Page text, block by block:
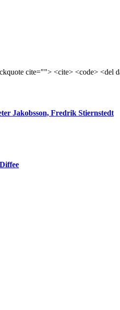
cite=""> <cite> <code> <del
Jakobsson, Fredrik Stiernstedt